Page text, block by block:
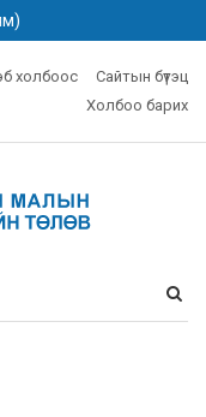
холбоос
Сайтын бүтэц
Холбоо барих